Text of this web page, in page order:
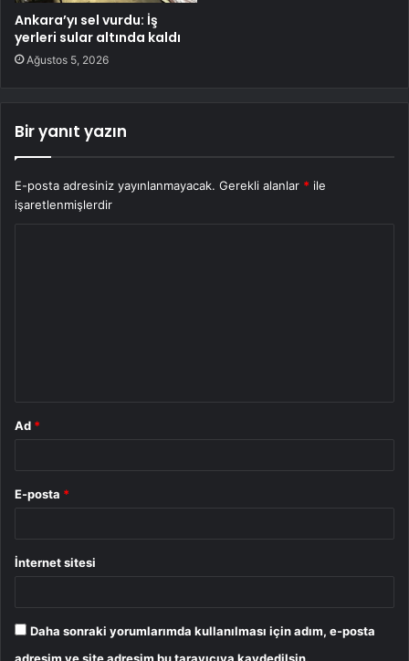
Ankara’yı sel vurdu: İş
yerleri sular altında kaldı
Ağustos 5, 2026
Bir yanıt yazın
E-posta adresiniz yayınlanmayacak. Gerekli alanlar * ile
işaretlenmişlerdir
Ad *
E-posta *
İnternet sitesi
Daha sonraki yorumlarımda kullanılması için adım, e-posta